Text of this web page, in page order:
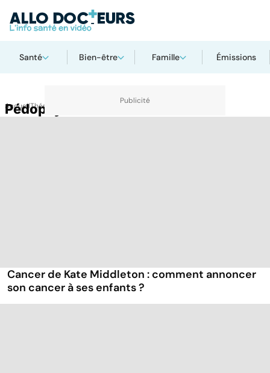
Santé Bien-être Famille Émissions
AccueilThématiques
Pédopsychiatrie
Cancer de Kate Middleton : comment annoncer
son cancer à ses enfants ?